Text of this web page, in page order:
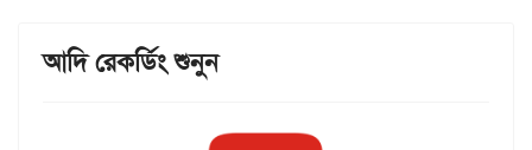
আদি রেকর্ডিং শুনুন